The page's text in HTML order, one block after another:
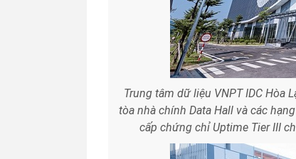
Trung tâm dữ liệu VNPT IDC Hòa
tòa nhà chính Data Hall và các
cấp chứng chỉ Uptime Tier III